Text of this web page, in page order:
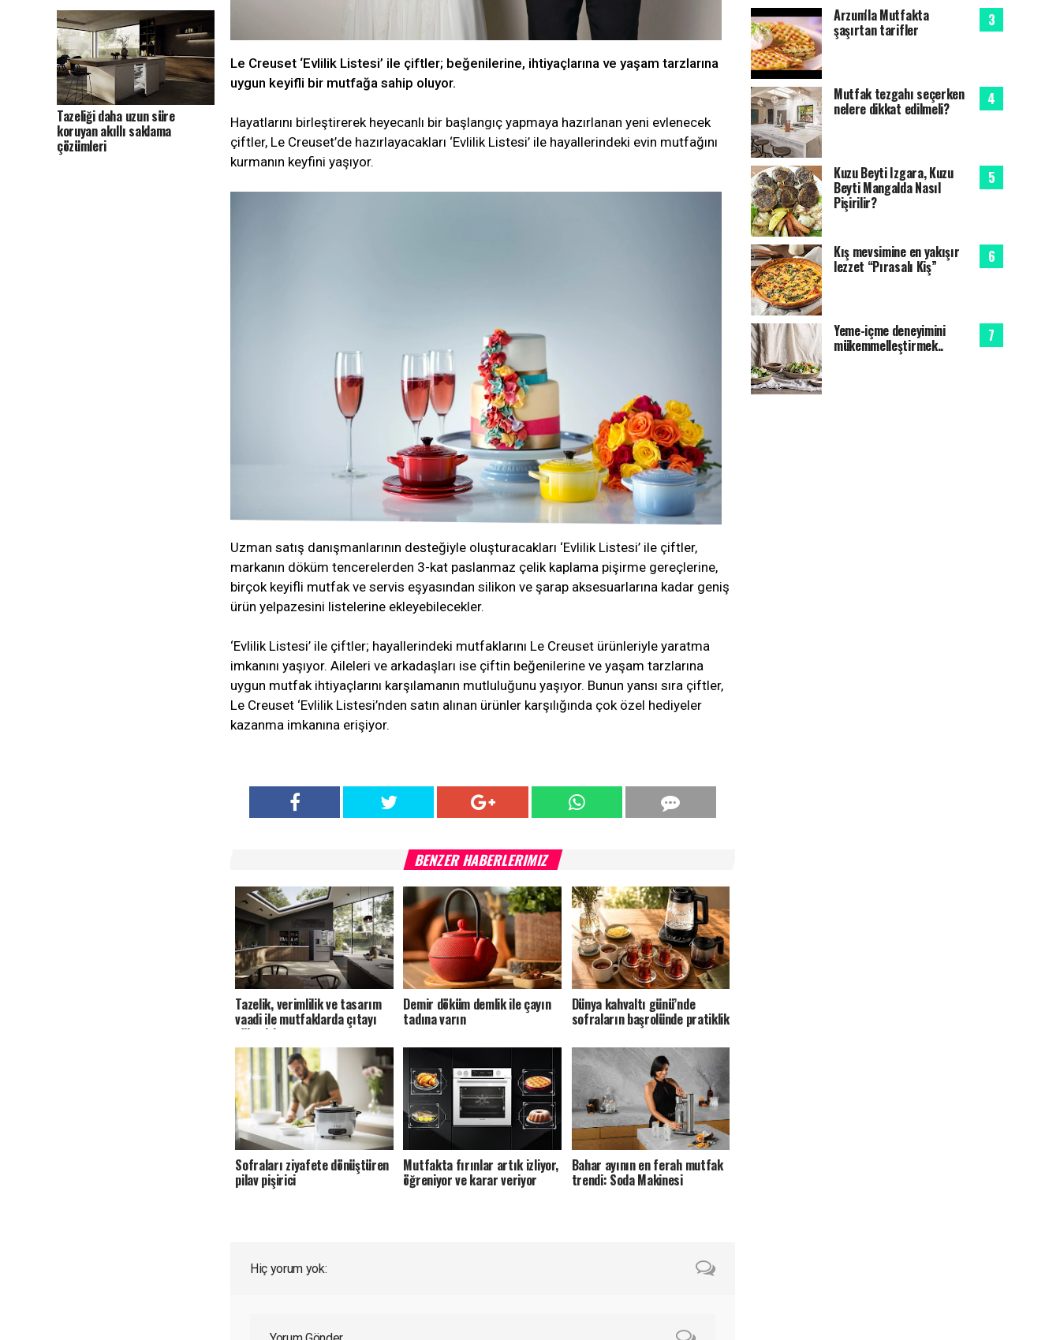
Tazeliği daha uzun süre
koruyan akıllı saklama
çözümleri
Le Creuset ‘Evlilik Listesi’ ile çiftler; beğenilerine, ihtiyaçlarına ve yaşam tarzlarına
uygun keyifli bir mutfağa sahip oluyor.
Hayatlarını birleştirerek heyecanlı bir başlangıç yapmaya hazırlanan yeni evlenecek
çiftler, Le Creuset’de hazırlayacakları ‘Evlilik Listesi’ ile hayallerindeki evin mutfağını
kurmanın keyfini yaşıyor.
Uzman satış danışmanlarının desteğiyle oluşturacakları ‘Evlilik Listesi’ ile çiftler,
markanın döküm tencerelerden 3-kat paslanmaz çelik kaplama pişirme gereçlerine,
birçok keyifli mutfak ve servis eşyasından silikon ve şarap aksesuarlarına kadar geniş
ürün yelpazesini listelerine ekleyebilecekler.
‘Evlilik Listesi’ ile çiftler; hayallerindeki mutfaklarını Le Creuset ürünleriyle yaratma
imkanını yaşıyor. Aileleri ve arkadaşları ise çiftin beğenilerine ve yaşam tarzlarına
uygun mutfak ihtiyaçlarını karşılamanın mutluluğunu yaşıyor. Bunun yansı sıra çiftler,
Le Creuset ‘Evlilik Listesi’nden satın alınan ürünler karşılığında çok özel hediyeler
kazanma imkanına erişiyor.
BENZER HABERLERIMIZ
Tazelik, verimlilik ve tasarım
vaadi ile mutfaklarda çıtayı
yükseltiyor
Demir döküm demlik ile çayın
tadına varın
Dünya kahvaltı günü’nde
sofraların başrolünde pratiklik
Sofraları ziyafete dönüştüren
pilav pişirici
Mutfakta fırınlar artık izliyor,
öğreniyor ve karar veriyor
Bahar ayının en ferah mutfak
trendi: Soda Makinesi
Hiç yorum yok:
Arzum'la Mutfakta
şaşırtan tarifler
Mutfak tezgahı seçerken
nelere dikkat edilmeli?
Kuzu Beyti Izgara, Kuzu
Beyti Mangalda Nasıl
Pişirilir?
Kış mevsimine en yakışır
lezzet “Pırasalı Kiş”
Yeme-içme deneyimini
mükemmelleştirmek..